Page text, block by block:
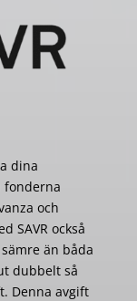
dina
fonderna
och
SAVR också
än båda
dubbelt så
Denna avgift